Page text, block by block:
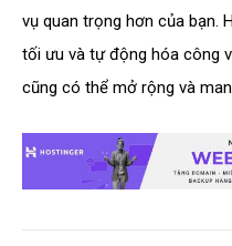
vụ quan trọng hơn của bạn.
tối ưu và tự động hóa công
cũng có thể mở rộng và